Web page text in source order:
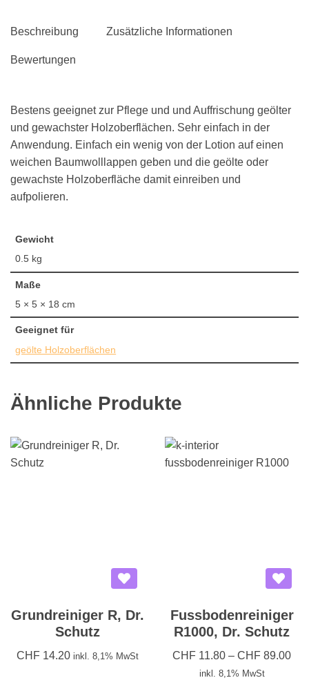
Beschreibung Zusätzliche Informationen
Bewertungen
Bestens geeignet zur Pflege und und Auffrischung geölter
und gewachster Holzoberflächen. Sehr einfach in der
Anwendung. Einfach ein wenig von der Lotion auf einen
weichen Baumwolllappen geben und die geölte oder
gewachste Holzoberfläche damit einreiben und
aufpolieren.
Gewicht
0.5 kg
Maße
5 × 5 × 18 cm
Geeignet für
geölte Holzoberflächen
Ähnliche Produkte
Grundreiniger R, Dr.
Schutz
CHF14.20 inkl. 8,1% MwSt
Fussbodenreiniger
R1000, Dr. Schutz
CHF 11.80 – CHF 89.00
inkl. 8,1% MwSt